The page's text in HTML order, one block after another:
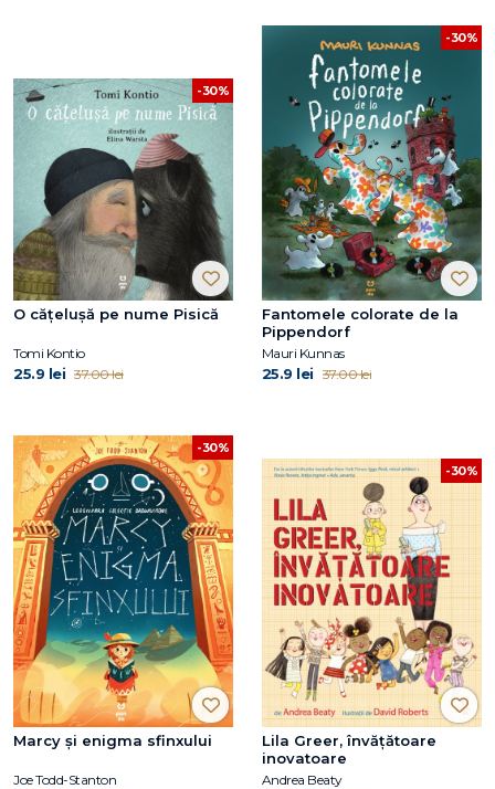
-30%
O cățelușă pe nume Pisică
Tomi Kontio
25.9 lei 37.00 lei
-30%
Fantomele colorate de la
Pippendorf
Mauri Kunnas
25.9 lei 37.00 lei
-30%
Marcy și enigma sfinxului
Joe Todd-Stanton
-30%
Lila Greer, învățătoare
inovatoare
Andrea Beaty